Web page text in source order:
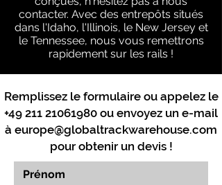
contacter. Avec des entrepôts situés
dans l'Idaho, l'Illinois, le New Jersey et
le Tennessee, nous vous remettrons
rapidement sur les rails !
Remplissez le formulaire ou appelez le
+49 211 21061980 ou envoyez un e-mail
à europe@globaltrackwarehouse.com
pour obtenir un devis !